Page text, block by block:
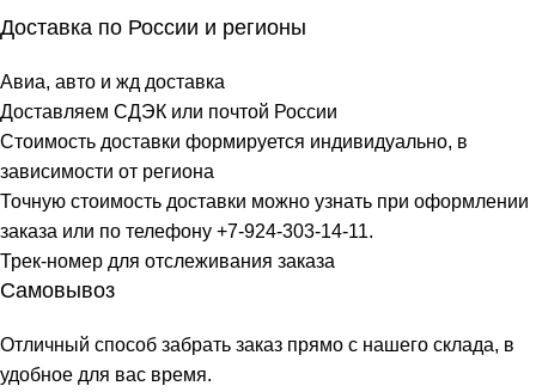
Доставка по России и регионы
Авиа, авто и жд доставка
Доставляем СДЭК или почтой России
Стоимость доставки формируется индивидуально, в
зависимости от региона
Точную стоимость доставки можно узнать при оформлении
заказа или по телефону +7-924-303-14-11.
Трек-номер для отслеживания заказа
Самовывоз
Отличный способ забрать заказ прямо с нашего склада, в
удобное для вас время.